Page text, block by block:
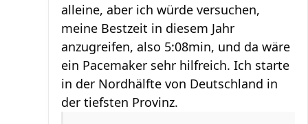
alleine, aber ich würde versuchen,
meine Bestzeit in diesem Jahr
anzugreifen, also 5:08min, und da wäre
ein Pacemaker sehr hilfreich. Ich starte
in der Nordhälfte von Deutschland in
der tiefsten Provinz.